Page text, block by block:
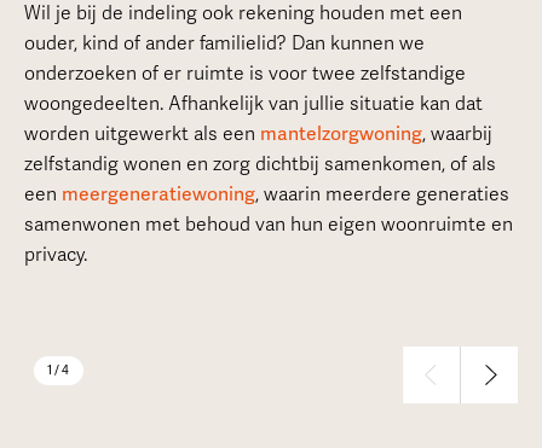
Wil je bij de indeling ook rekening houden met een
ouder, kind of ander familielid? Dan kunnen we
onderzoeken of er ruimte is voor twee zelfstandige
woongedeelten. Afhankelijk van jullie situatie kan dat
worden uitgewerkt als een mantelzorgwoning, waarbij
zelfstandig wonen en zorg dichtbij samenkomen, of als
een meergeneratiewoning, waarin meerdere generaties
samenwonen met behoud van hun eigen woonruimte en
privacy.
1 / 4